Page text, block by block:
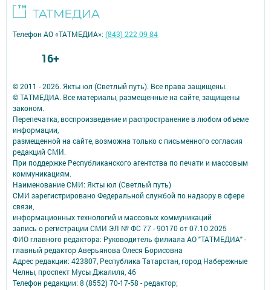
© 2011 - 2026. Якты юл (Светлый путь). Все права защищены.
© ТАТМЕДИА. Все материалы, размещенные на сайте, защищены
законом.
Перепечатка, воспроизведение и распространение в любом объеме
информации,
размещенной на сайте, возможна только с письменного согласия
редакций СМИ.
При поддержке Республиканского агентства по печати и массовым
коммуникациям.
Наименование СМИ: Якты юл (Светлый путь)
СМИ зарегистрировано Федеральной службой по надзору в сфере
связи,
информационных технологий и массовых коммуникаций
запись о регистрации СМИ ЭЛ № ФС 77 - 90170 от 07.10.2025
ФИО главного редактора: Руководитель филиала АО "ТАТМЕДИА" -
главный редактор Аверьянова Олеся Борисовна
Адрес редакции: 423807, Республика Татарстан, город Набережные
Челны, проспект Мусы Джалиля, 46
Телефон редакции: 8 (8552) 70-17-58 - редактор;
Телефон АО «ТАТМЕДИА»:(843) 222 09 84
16+